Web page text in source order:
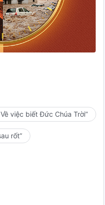
việc biết Đức Chúa Trời”
rốt”